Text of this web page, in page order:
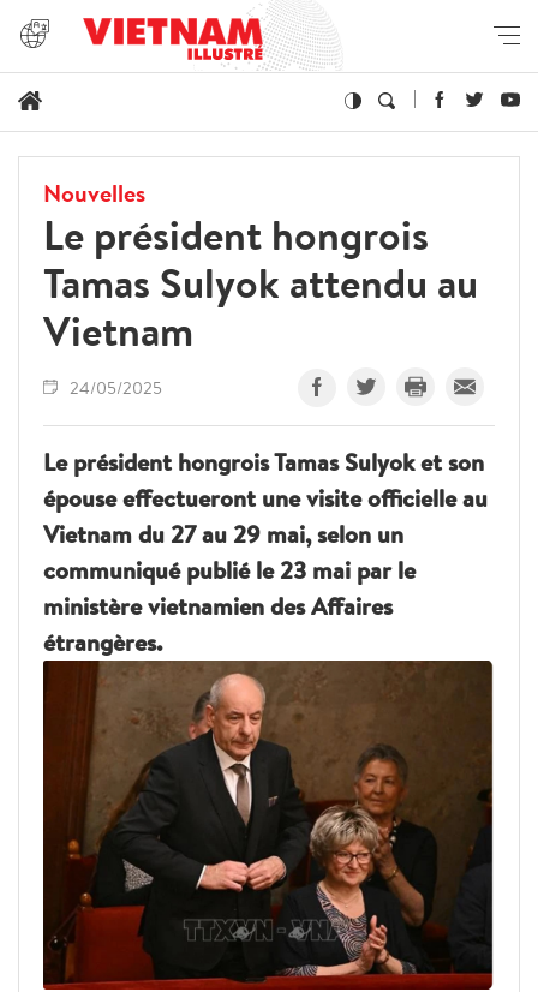
Nouvelles
Le président hongrois
Tamas Sulyok attendu au
Vietnam
24/05/2025
Le président hongrois Tamas Sulyok et son
épouse effectueront une visite officielle au
Vietnam du 27 au 29 mai, selon un
communiqué publié le 23 mai par le
ministère vietnamien des Affaires
étrangères.